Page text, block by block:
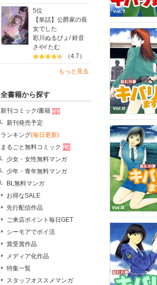
5位
【単話】公爵家の長
女でした
彩川ぬるぴょ /鈴音
さや/たむ
（4.7）
もっと見る
全書籍から探す
新刊コミック/書籍
新刊発売予定
ランキング(毎日更新)
まるごと無料コミック
少女・女性無料マンガ
少年・青年無料マンガ
BL無料マンガ
お得なSALE
先行配信作品
ご来店ポイント毎日GET
シーモアでポイ活
賞受賞作品
メディア化作品
特集一覧
スタッフオススメマンガ